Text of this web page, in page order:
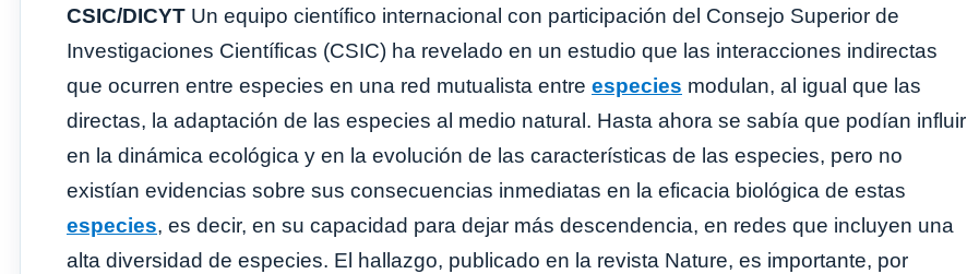
CSIC/DICYT Un equipo científico internacional con participación del Consejo Superior de
Investigaciones Científicas (CSIC) ha revelado en un estudio que las interacciones indirectas
que ocurren entre especies en una red mutualista entre especies modulan, al igual que las
directas, la adaptación de las especies al medio natural. Hasta ahora se sabía que podían influir
en la dinámica ecológica y en la evolución de las características de las especies, pero no
existían evidencias sobre sus consecuencias inmediatas en la eficacia biológica de estas
especies, es decir, en su capacidad para dejar más descendencia, en redes que incluyen una
alta diversidad de especies. El hallazgo, publicado en la revista Nature, es importante, por